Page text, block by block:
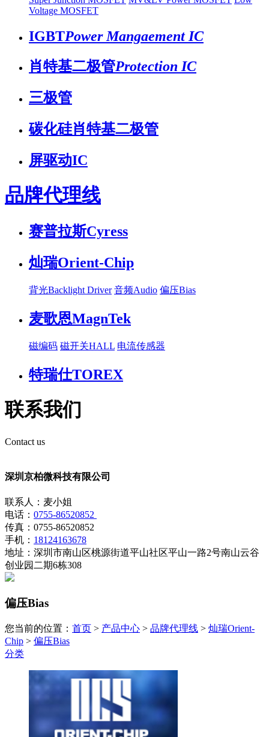
Voltage MOSFET
IGBTPower Mangaement IC
肖特基二极管Protection IC
三极管
碳化硅肖特基二极管
屏驱动IC
品牌代理线
赛普拉斯Cyress
灿瑞Orient-Chip
背光Backlight Driver 音频Audio 偏压Bias
麦歌恩MagnTek
磁编码 磁开关HALL 电流传感器
特瑞仕TOREX
联系我们
Contact us
深圳京柏微科技有限公司
联系人：麦小姐
电话： 0755-86520852
传真：0755-86520852
手机： 18124163678
地址：深圳市南山区桃源街道平山社区平山一路2号南山云谷
创业园二期6栋308
偏压Bias
您当前的位置： 首页 > 产品中心 > 品牌代理线 > 灿瑞Orient-
Chip > 偏压Bias
分类